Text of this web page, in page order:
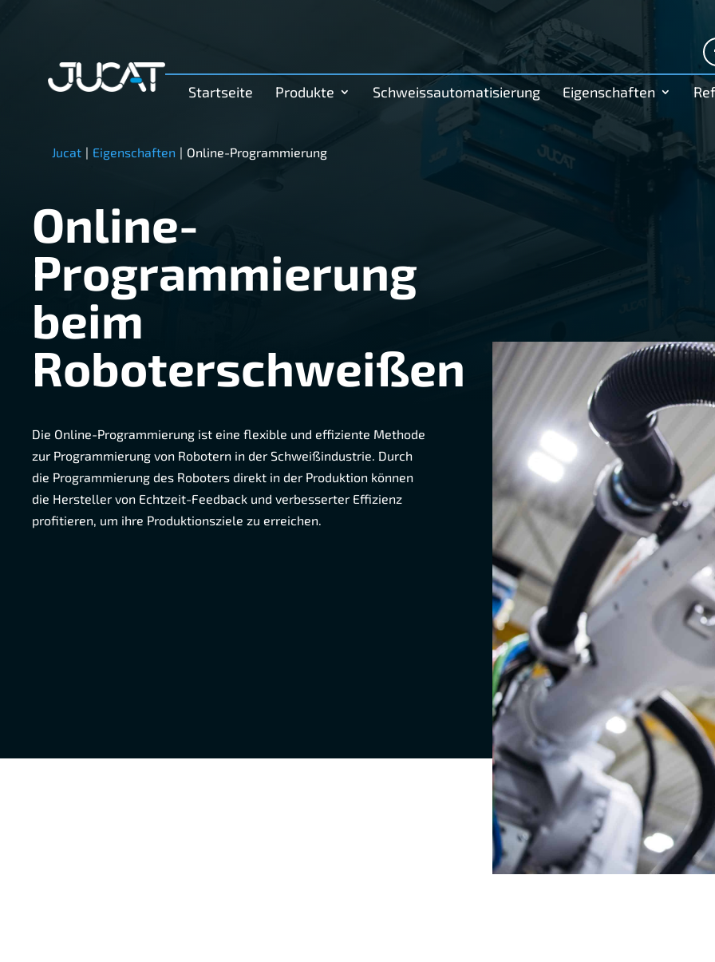
Startseite Produkte Schweissautomatisierung Eigenschaften
Jucat | Eigenschaften | Online-Programmierung
Online-
Programmierung
beim
Roboterschweißen
Die Online-Programmierung ist eine flexible und effiziente Methode
zur Programmierung von Robotern in der Schweißindustrie. Durch
die Programmierung des Roboters direkt in der Produktion können
die Hersteller von Echtzeit-Feedback und verbesserter Effizienz
profitieren, um ihre Produktionsziele zu erreichen.